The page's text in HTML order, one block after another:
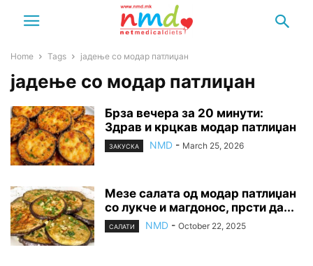
Home Tags јадење со модар патлиџан
јадење со модар патлиџан
Брза вечера за 20 минути:
Здрав и крцкав модар патлиџан
ЗАКУСКА NMD - March 25, 2026
Мезе салата од модар патлиџан
со лукче и магдонос, прсти да...
САЛАТИ NMD - October 22, 2025